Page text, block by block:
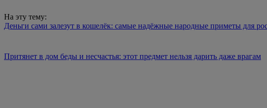
На эту тему:
Деньги сами залезут в кошелёк: самые надёжные народные приметы для
Притянет в дом беды и несчастья: этот предмет нельзя дарить даже врагам